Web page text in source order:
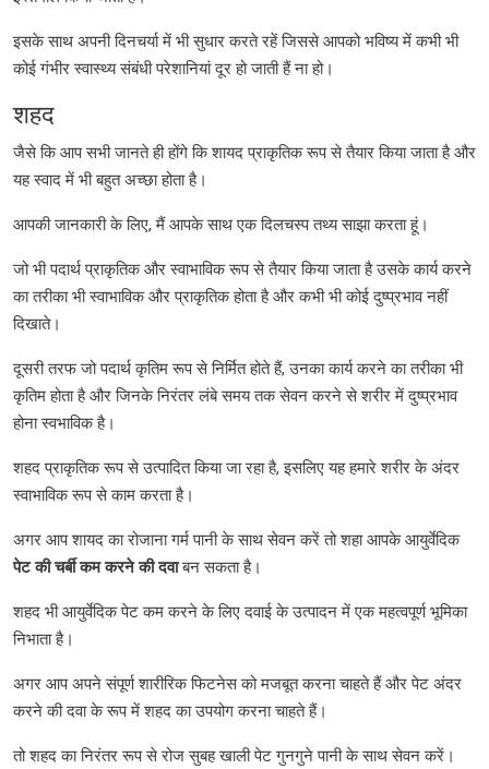
इसके साथ अपनी दिनचर्या में भी सुधार करते रहें जिससे आपको भविष्य में कभी भी
कोई गंभीर स्वास्थ्य संबंधी परेशानियां दूर हो जाती हैं ना हो।
शहद
जैसे कि आप सभी जानते ही होंगे कि शायद प्राकृतिक रूप से तैयार किया जाता है और
यह स्वाद में भी बहुत अच्छा होता है।
आपकी जानकारी के लिए, मैं आपके साथ एक दिलचस्प तथ्य साझा करता हूं।
जो भी पदार्थ प्राकृतिक और स्वाभाविक रूप से तैयार किया जाता है उसके कार्य करने
का तरीका भी स्वाभाविक और प्राकृतिक होता है और कभी भी कोई दुष्प्रभाव नहीं
दिखाते।
दूसरी तरफ जो पदार्थ कृतिम रूप से निर्मित होते हैं, उनका कार्य करने का तरीका भी
कृतिम होता है और जिनके निरंतर लंबे समय तक सेवन करने से शरीर में दुष्प्रभाव
होना स्वभाविक है।
शहद प्राकृतिक रूप से उत्पादित किया जा रहा है, इसलिए यह हमारे शरीर के अंदर
स्वाभाविक रूप से काम करता है।
अगर आप शायद का रोजाना गर्म पानी के साथ सेवन करें तो शहा आपके आयुर्वेदिक
पेटकीचर्बीकमकरनेकीदवाबन सकता है।
शहद भी आयुर्वेदिक पेट कम करने के लिए दवाई के उत्पादन में एक महत्वपूर्ण भूमिका
निभाता है।
अगर आप अपने संपूर्ण शारीरिक फिटनेस को मजबूत करना चाहते हैं और पेट अंदर
करने की दवा के रूप में शहद का उपयोग करना चाहते हैं।
तो शहद का निरंतर रूप से रोज सुबह खाली पेट गुनगुने पानी के साथ सेवन करें।